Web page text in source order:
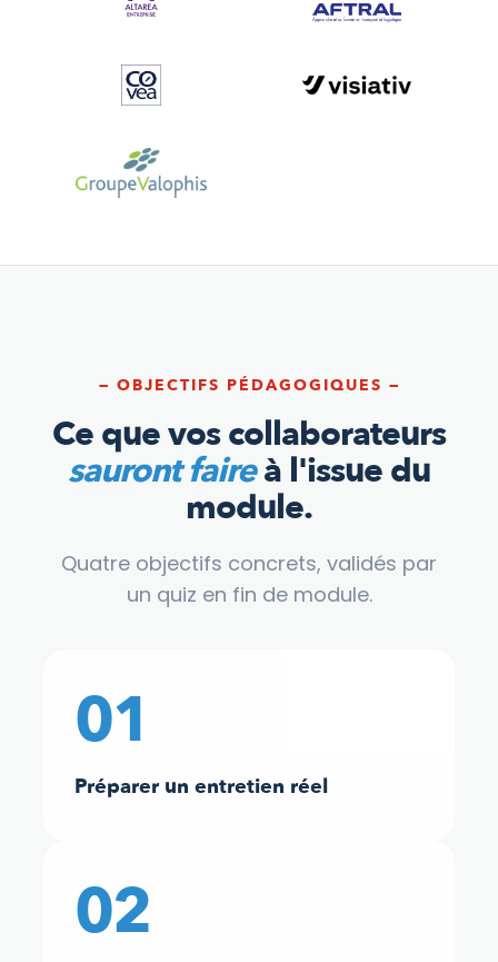
— OBJECTIFS PÉDAGOGIQUES —
Ce que vos collaborateurs
sauront faireà l'issue du
module.
Quatre objectifs concrets, validés par
un quiz en fin de module.
01
Préparer un entretien réel
02